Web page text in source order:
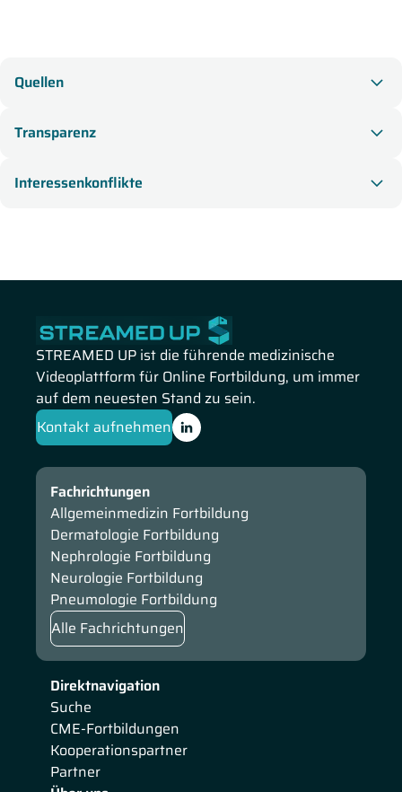
Quellen
Transparenz
Interessenkonflikte
STREAMED UP ist die führende medizinische
Videoplattform für Online Fortbildung, um immer
auf dem neuesten Stand zu sein.
Kontakt aufnehmen
Direktnavigation
Suche
CME-Fortbildungen
Kooperationspartner
Partner
Fachrichtungen
Allgemeinmedizin Fortbildung
Dermatologie Fortbildung
Nephrologie Fortbildung
Neurologie Fortbildung
Pneumologie Fortbildung
Alle Fachrichtungen